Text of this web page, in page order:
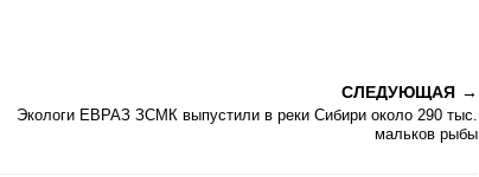
СЛЕДУЮЩАЯ
Экологи ЕВРАЗ ЗСМК выпустили в реки Сибири около 290 тыс.
мальков рыбы